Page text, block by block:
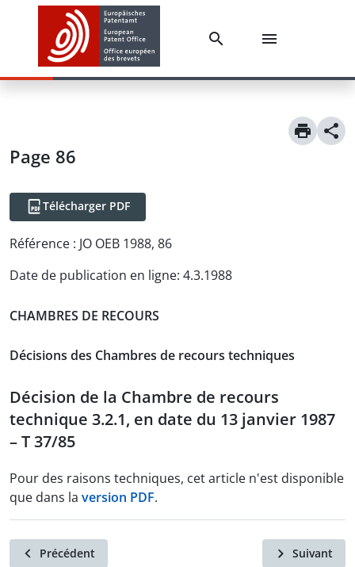
Page 86
Télécharger PDF
Référence : JO OEB 1988, 86
Date de publication en ligne: 4.3.1988
CHAMBRES DE RECOURS
Décisions des Chambres de recours techniques
Décision de la Chambre de recours
technique 3.2.1, en date du 13 janvier 1987
– T 37/85
Pour des raisons techniques, cet article n'est disponible
que dans la version PDF.
Précédent Suivant